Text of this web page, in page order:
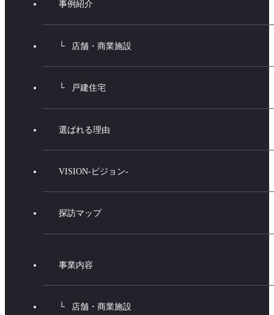
事例紹介
店舗・商業施設
戸建住宅
選ばれる理由
VISION-ビジョン-
探訪マップ
事業内容
店舗・商業施設